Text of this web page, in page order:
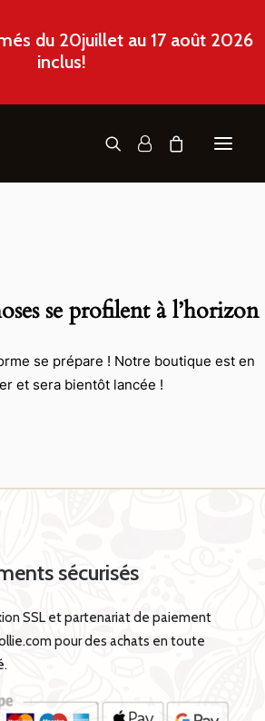
du 20juillet au 17 août 2026
inclus!
se profilent à l’horizon
se prépare ! Notre boutique est en
et sera bientôt lancée !
sécurisés
SSL et partenariat de paiement
pour des achats en toute